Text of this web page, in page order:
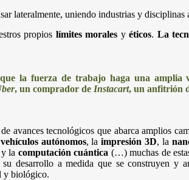
lateralmente, uniendo industrias y
propios límites morales yéticos. La
la fuerza de trabajo haga una amplia
, un comprador de Instacart, un anfitrión
avances tecnológicos que abarca amplios
vehículos autónomos, laimpresión 3D, la
y la computación cuántica (…) muchas de
desarrollo a medida que se construyen y
y biológico.